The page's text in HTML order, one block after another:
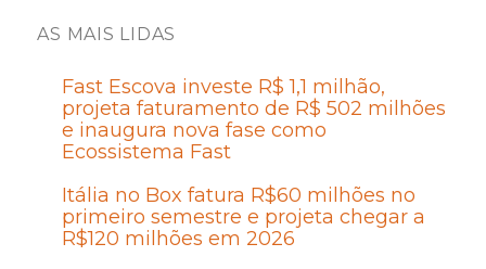
AS MAIS LIDAS
Fast Escova investe R$ 1,1 milhão,
projeta faturamento de R$ 502 milhões
e inaugura nova fase como
Ecossistema Fast
Itália no Box fatura R$60 milhões no
primeiro semestre e projeta chegar a
R$120 milhões em 2026